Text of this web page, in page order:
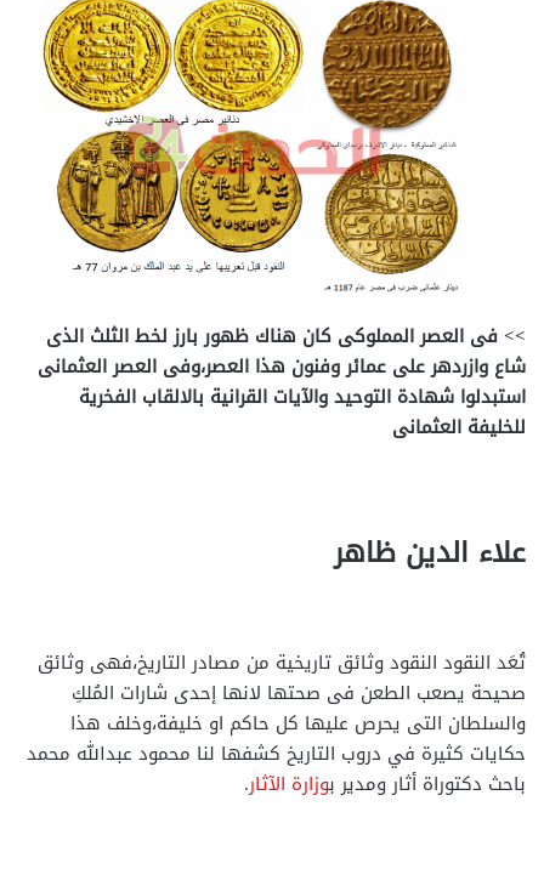
>> فى العصر المملوكى كان هناك ظهور بارز لخط الثلث الذى
شاع وازردهر على عمائر وفنون هذا العصر،وفى العصر العثمانى
استبدلوا شهادة التوحيد والآيات القرانية بالالقاب الفخرية
للخليفة العثمانى
علاء الدين ظاهر
تُعَد النقود النقود وثائق تاريخية من مصادر التاريخ،فهى وثائق
صحيحة يصعب الطعن فى صحتها لانها إحدى شارات المُلكِ
والسلطان التى يحرص عليها كل حاكم او خليفة،وخلف هذا
حكايات كثيرة في دروب التاريخ كشفها لنا محمود عبدالله محمد
باحث دكتوراة أثار ومدير بوزارة الآثار.